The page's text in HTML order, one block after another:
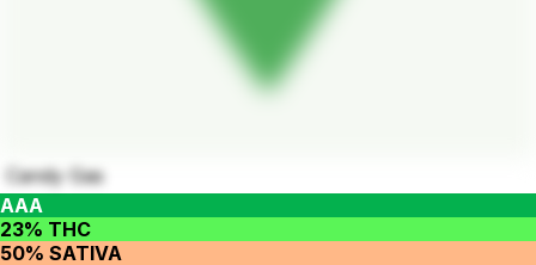
Candy Gas
AAA
23% THC
50% SATIVA